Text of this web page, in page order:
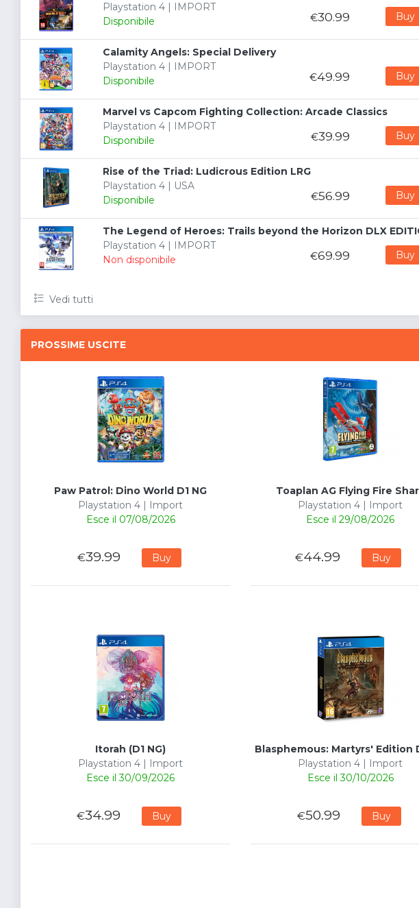
Playstation 4 | IMPORT
Disponibile
€30.99 Buy
Calamity Angels: Special Delivery
Playstation 4 | IMPORT
Disponibile
€49.99 Buy
Marvel vs Capcom Fighting Collection: Arcade Classics
Playstation 4 | IMPORT
Disponibile
€39.99 Buy
Rise of the Triad: Ludicrous Edition LRG
Playstation 4 | USA
Disponibile
€56.99 Buy
The Legend of Heroes: Trails beyond the Horizon DLX
Playstation 4 | IMPORT
Non disponibile
€69.99 Buy
Vedi tutti
PROSSIME USCITE
Paw Patrol: Dino World D1 NG
Playstation 4 | Import
Esce il 07/08/2026
€39.99 Buy
Toaplan AG Flying Fire
Playstation 4 | Import
Esce il 29/08/2026
€44.99 Buy
Itorah (D1 NG)
Playstation 4 | Import
Esce il 30/09/2026
€34.99 Buy
Blasphemous: Martyrs' Edition
Playstation 4 | Import
Esce il 30/10/2026
€50.99 Buy